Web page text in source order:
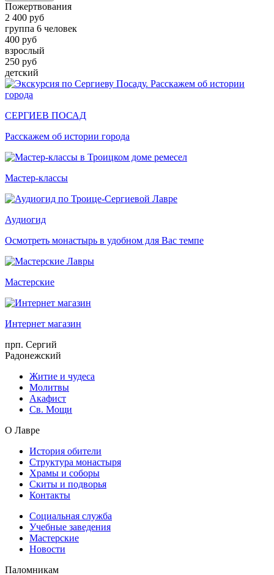
Пожертвования
2 400 руб
группа 6 человек
400 руб
взрослый
250 руб
детский
СЕРГИЕВ ПОСАД
Расскажем об истории города
Мастер-классы
Аудиогид
Осмотреть монастырь в удобном для Вас темпе
Мастерские
Интернет магазин
прп. Сергий
Радонежский
Житие и чудеса
Молитвы
Акафист
Св. Мощи
О Лавре
История обители
Структура монастыря
Храмы и соборы
Скиты и подворья
Контакты
Социальная служба
Учебные заведения
Мастерские
Новости
Паломникам